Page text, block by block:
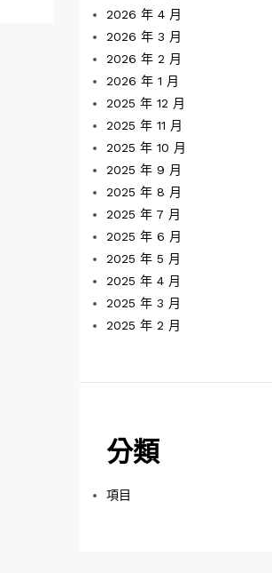
2026 年 4 月
2026 年 3 月
2026 年 2 月
2026 年 1 月
2025 年 12 月
2025 年 11 月
2025 年 10 月
2025 年 9 月
2025 年 8 月
2025 年 7 月
2025 年 6 月
2025 年 5 月
2025 年 4 月
2025 年 3 月
2025 年 2 月
分類
項目